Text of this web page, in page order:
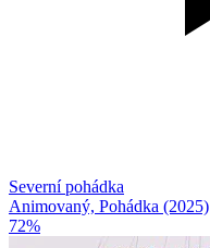
Severní pohádka
Animovaný, Pohádka (2025)
72%